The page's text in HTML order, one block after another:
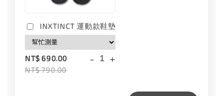
INXTINCT 運動款鞋墊
NT$ 690.00
NT$ 790.00
- +